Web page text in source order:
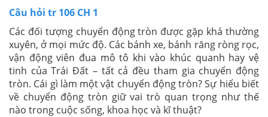
Câu hỏi tr 106 CH 1
Các đối tượng chuyển động tròn được gặp khá thường
xuyên, ở mọi mức độ. Các bánh xe, bánh răng ròng rọc,
vận động viên đua mô tô khi vào khúc quanh hay vệ
tinh của Trái Đất – tất cả đều tham gia chuyển động
tròn. Cái gì làm một vật chuyển động tròn? Sự hiểu biết
về chuyển động tròn giữ vai trò quan trọng như thế
nào trong cuộc sống, khoa học và kĩ thuật?